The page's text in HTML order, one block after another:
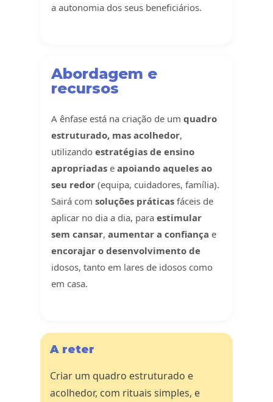
a autonomia dos seus beneficiários.
Abordagem e
recursos
A ênfase está na criação de umquadro
estruturado, mas acolhedor,
utilizandoestratégias de ensino
apropriadas eapoiando aqueles ao
seu redor (equipa, cuidadores, família).
Sairá comsoluções práticas fáceis de
aplicar no dia a dia, paraestimular
sem cansar,aumentar a confiança e
encorajar o desenvolvimento de
idosos, tanto em lares de idosos como
em casa.
A reter
Criar um quadro estruturado e
acolhedor, com rituais simples, e